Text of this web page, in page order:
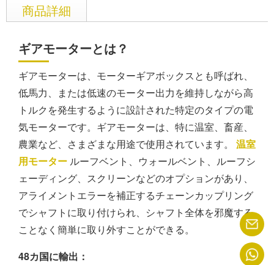
商品詳細
ギアモーターとは？
ギアモーターは、モーターギアボックスとも呼ばれ、
低馬力、または低速のモーター出力を維持しながら高
トルクを発生するように設計された特定のタイプの電
気モーターです。ギアモーターは、特に温室、畜産、
農業など、さまざまな用途で使用されています。 温室
用モーター ルーフベント、ウォールベント、ルーフシ
ェーディング、スクリーンなどのオプションがあり、
アライメントエラーを補正するチェーンカップリング
でシャフトに取り付けられ、シャフト全体を邪魔する
ことなく簡単に取り外すことができる。
48カ国に輸出：